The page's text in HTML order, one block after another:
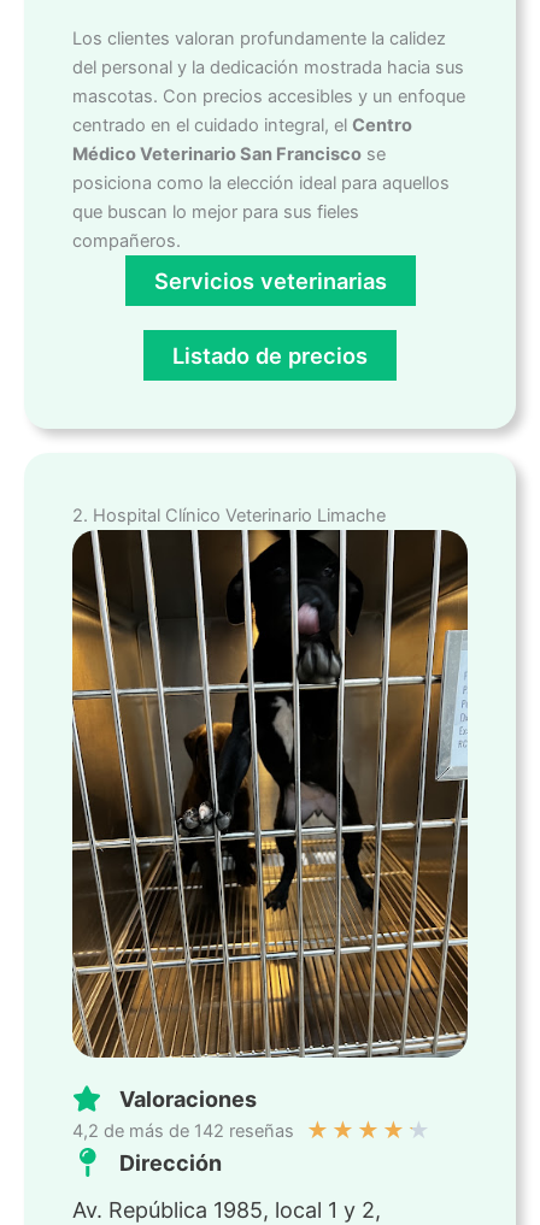
Los clientes valoran profundamente la calidez
del personal y la dedicación mostrada hacia sus
mascotas. Con precios accesibles y un enfoque
centrado en el cuidado integral, el Centro
Médico Veterinario San Francisco se
posiciona como la elección ideal para aquellos
que buscan lo mejor para sus fieles
compañeros.
Servicios veterinarias
Listado de precios
2. Hospital Clínico Veterinario Limache
Valoraciones
4,2 de más de 142 reseñas ★ ★ ★ ★ ★
Dirección
Av. República 1985, local 1 y 2,